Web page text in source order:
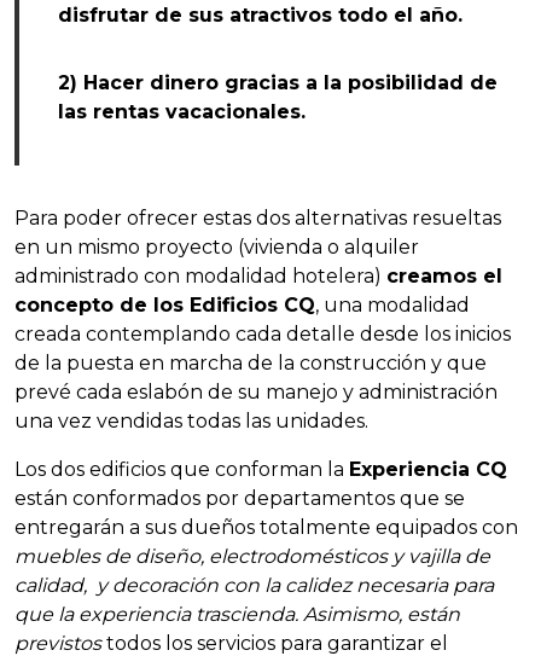
disfrutar de sus atractivos todo el año.
2) Hacer dinero gracias a la posibilidad de
las rentas vacacionales.
Para poder ofrecer estas dos alternativas resueltas
en un mismo proyecto (vivienda o alquiler
administrado con modalidad hotelera) creamos el
concepto de los Edificios CQ, una modalidad
creada contemplando cada detalle desde los inicios
de la puesta en marcha de la construcción y que
prevé cada eslabón de su manejo y administración
una vez vendidas todas las unidades.
Los dos edificios que conforman la Experiencia CQ
están conformados por departamentos que se
entregarán a sus dueños totalmente equipados con
muebles de diseño, electrodomésticos y vajilla de
calidad, y decoración con la calidez necesaria para
que la experiencia trascienda. Asimismo, están
previstostodos los servicios para garantizar el